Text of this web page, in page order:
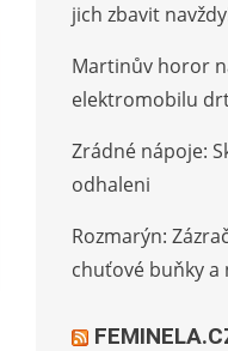
jich zbavit
Martinův horor
elektromobilu
Zrádné nápoje:
odhaleni
Rozmarýn:
chuťové buňky a